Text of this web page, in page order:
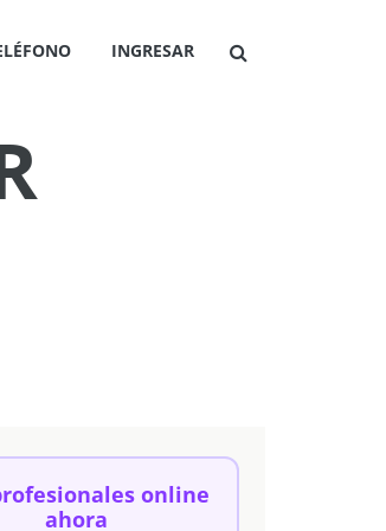
INGRESAR
online
ahora